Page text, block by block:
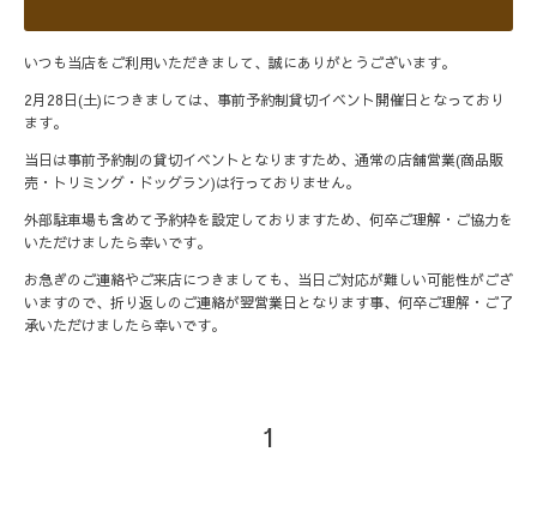
いつも当店をご利用いただきまして、誠にありがとうございます。
2月28日(土)につきましては、事前予約制貸切イベント開催日となっており
ます。
当日は事前予約制の貸切イベントとなりますため、通常の店舗営業(商品販
売・トリミング・ドッグラン)は行っておりません。
外部駐車場も含めて予約枠を設定しておりますため、何卒ご理解・ご協力を
いただけましたら幸いです。
お急ぎのご連絡やご来店につきましても、当日ご対応が難しい可能性がござ
いますので、折り返しのご連絡が翌営業日となります事、何卒ご理解・ご了
承いただけましたら幸いです。
1